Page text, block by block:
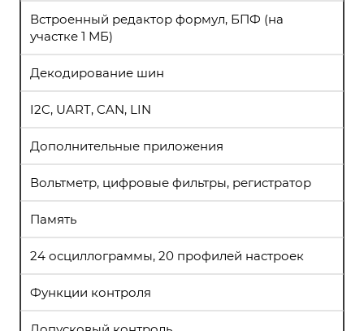
Встроенный редактор формул, БПФ (на
участке 1 МБ)
Декодирование шин
I2C, UART, CAN, LIN
Дополнительные приложения
Вольтметр, цифровые фильтры, регистратор
Память
24 осциллограммы, 20 профилей настроек
Функции контроля